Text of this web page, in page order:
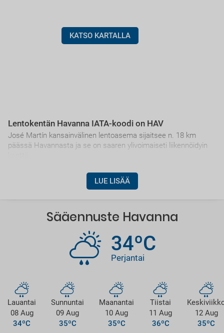
KATSO KARTALLA
Lentokentän Havanna IATA-koodi on HAV
José Martín kansainvälinen lentoasema sijaitsee n. 18 km
päässä Havannasta ja se on saaren ylivoimaiseti liikennöidyin
LUE LISÄÄ
Sääennuste Havanna
34ºC
Perjantai
Lauantai
08 Aug
34ºC
Sunnuntai
09 Aug
35ºC
Maanantai
10 Aug
35ºC
Tiistai
11 Aug
36ºC
12 Aug
35ºC